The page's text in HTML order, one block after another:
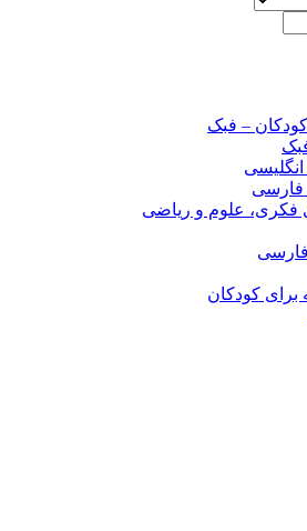
– فبک
فارسی
علوم و ریاضی
کودکان